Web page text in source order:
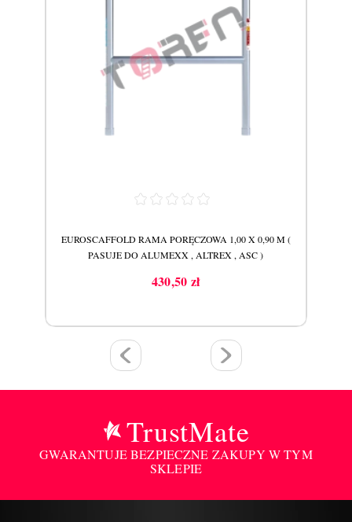
EUROSCAFFOLD RAMA PORĘCZOWA 1,00 X 0,90 M (
PASUJE DO ALUMEXX , ALTREX , ASC )
Cena
430,50 zł
TrustMate
GWARANTUJE BEZPIECZNE ZAKUPY W TYM
SKLEPIE